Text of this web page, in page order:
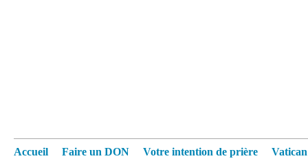
Accueil Faire un DON Votre intention de prière